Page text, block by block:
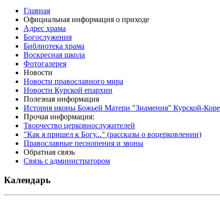
Главная
Официальная информация о приходе
Адрес храма
Богослужения
Библиотека храма
Воскресная школа
Фотогалерея
Новости
Новости православного мира
Новости Курской епархии
Полезная информация
История иконы Божьей Матери "Знамения" Курской-
Прочая информация:
Творчество церковнослужителей
"Как я пришел к Богу..." (рассказы о воцерковлении)
Православные песнопения и звоны
Обратная связь
Связь с администратором
Календарь